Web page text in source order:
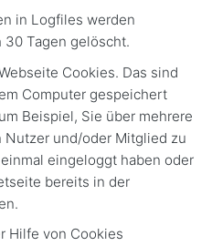
in Logfiles werden
Tagen gelöscht.
Cookies. Das sind
Computer gespeichert
Beispiel, Sie über mehrere
und/oder Mitglied zu
eingeloggt haben oder
bereits in der
Hilfe von Cookies